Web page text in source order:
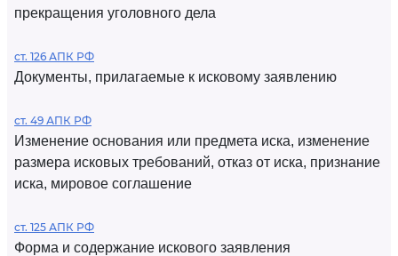
прекращения уголовного дела
ст. 126 АПК РФ
Документы, прилагаемые к исковому заявлению
ст. 49 АПК РФ
Изменение основания или предмета иска, изменение
размера исковых требований, отказ от иска, признание
иска, мировое соглашение
ст. 125 АПК РФ
Форма и содержание искового заявления